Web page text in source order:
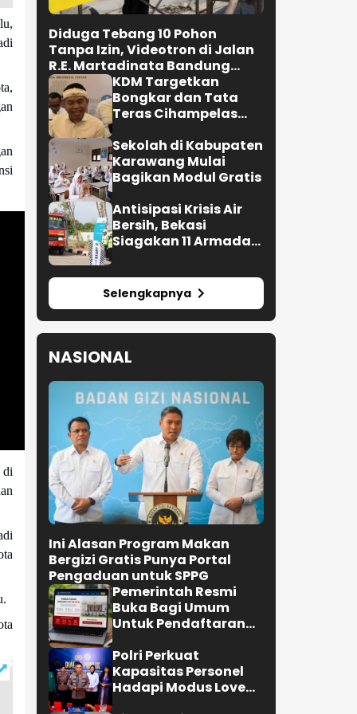
di
Diduga Tebang 10 Pohon
Tanpa Izin, Videotron di Jalan
R.E. Martadinata Bandung
Disegel
KDM Targetkan
Bongkar dan Tata
Teras Cihampelas
Sekolah di Kabupaten
Karawang Mulai
Bagikan Modul Gratis
Bersih, Bekasi
Water Trucking
Selengkapnya
NASIONAL
Ini Alasan Program Makan
Bergizi Gratis Punya Portal